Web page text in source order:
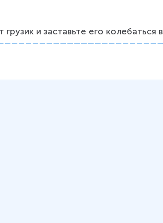
и заставьте его колебаться